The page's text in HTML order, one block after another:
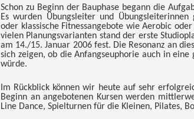
Schon zu Beginn der Bauphase begann die
Es wurden Übungsleiter und
oder klassische Fitnessangebote wie Aerobic
vielen Planungsvarianten stand der erste
am 14./15. Januar 2006 fest. Die Resonanz an
sich zeigen, ob die Anfangseuphorie auch in eine
würde.
Im Rückblick können wir heute auf sehr
Beginn an angebotenen Kursen werden
Line Dance, Spielturnen für die Kleinen, Pilates,